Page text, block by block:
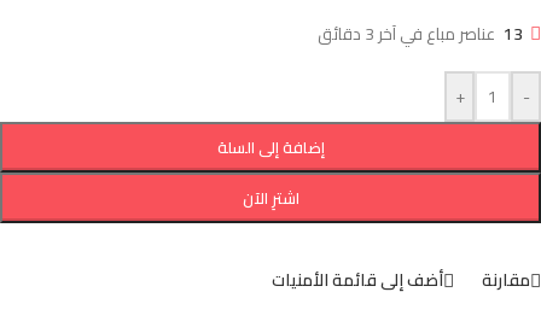
13 عناصر مباع في آخر 3 دقائق
-
+
إضافة إلى السلة
اشترِ الآن
مقارنة أضف إلى قائمة الأمنيات